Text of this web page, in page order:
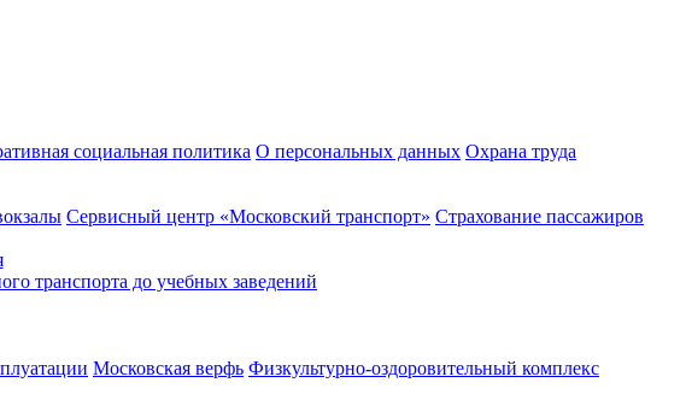
социальная политика О персональных данных Охрана труда
Сервисный центр «Московский транспорт» Страхование пассажиров
транспорта до учебных заведений
Московская верфь Физкультурно-оздоровительный комплекс